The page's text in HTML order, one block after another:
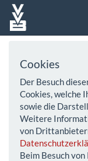
Cookies
Der Besuch
Cookies, welche
sowie die
Weitere
von
Beim Besuch